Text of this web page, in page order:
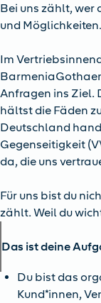
Bei uns zählt, wer
und Möglichkeiten.
Im
Anfragen ins Ziel.
hältst die Fäden
Deutschland
Gegenseitigkeit
da, die uns
Für uns bist du
zählt. Weil du
Das ist deine
Du bist das
Kund*innen,